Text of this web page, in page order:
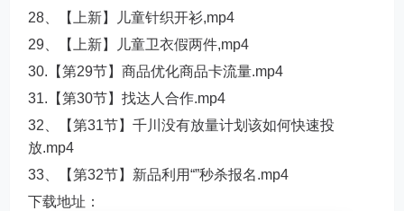
28、【上新】儿童针织开衫,mp4
29、【上新】儿童卫衣假两件,mp4
30.【第29节】商品优化商品卡流量.mp4
31.【第30节】找达人合作.mp4
32、【第31节】千川没有放量计划该如何快速投
放.mp4
33、【第32节】新品利用“”秒杀报名.mp4
下载地址：